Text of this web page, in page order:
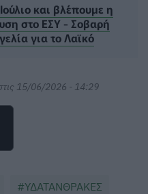
και βλέπουμε η
στο ΕΣΥ - Σοβαρή
για το Λαϊκό
15/06/2026 - 14:29
ΥΔΑΤΑΝΘΡΑΚΕΣ